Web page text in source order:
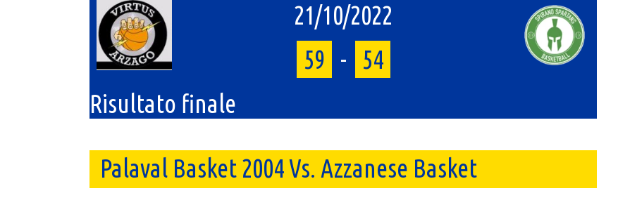
21/10/2022
59 -
54
Risultato finale
Palaval Basket 2004 Vs. Azzanese Basket